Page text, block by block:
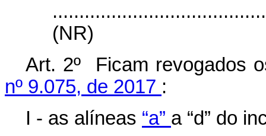
(NR)
Art. 2º Ficam revogados
nº 9.075, de 2017 :
I - as alíneas “a” a “d” do